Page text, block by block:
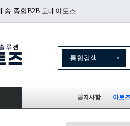
송 종합B2B 도매아토즈
공지사항 아토